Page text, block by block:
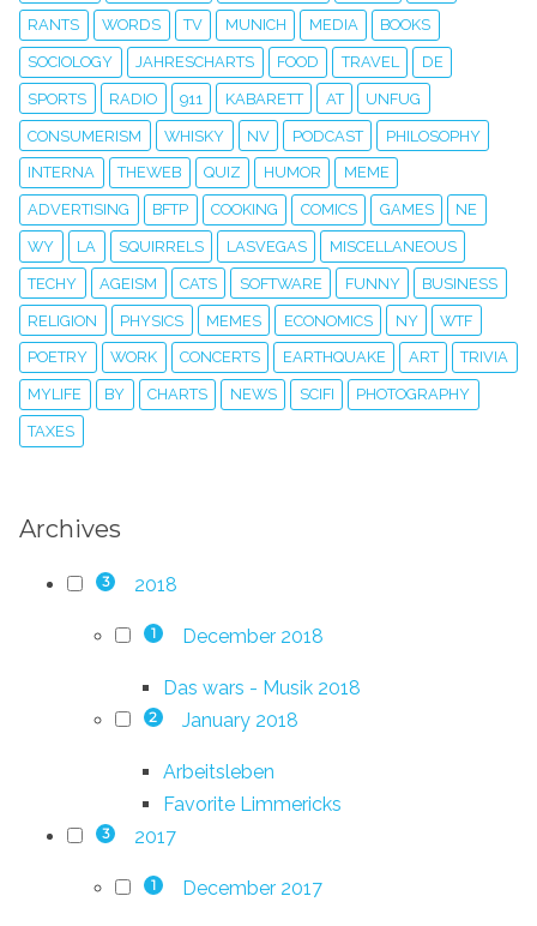
RANTS WORDS TV MUNICH MEDIA BOOKS
SOCIOLOGY JAHRESCHARTS FOOD TRAVEL DE
SPORTS RADIO 911 KABARETT AT UNFUG
CONSUMERISM WHISKY NV PODCAST PHILOSOPHY
INTERNA THEWEB QUIZ HUMOR MEME
ADVERTISING BFTP COOKING COMICS GAMES NE
WY LA SQUIRRELS LASVEGAS MISCELLANEOUS
TECHY AGEISM CATS SOFTWARE FUNNY BUSINESS
RELIGION PHYSICS MEMES ECONOMICS NY WTF
POETRY WORK CONCERTS EARTHQUAKE ART TRIVIA
MYLIFE BY CHARTS NEWS SCIFI PHOTOGRAPHY
TAXES
Archives
3 2018
1 December 2018
Das wars - Musik 2018
2 January 2018
Arbeitsleben
Favorite Limmericks
3 2017
1 December 2017